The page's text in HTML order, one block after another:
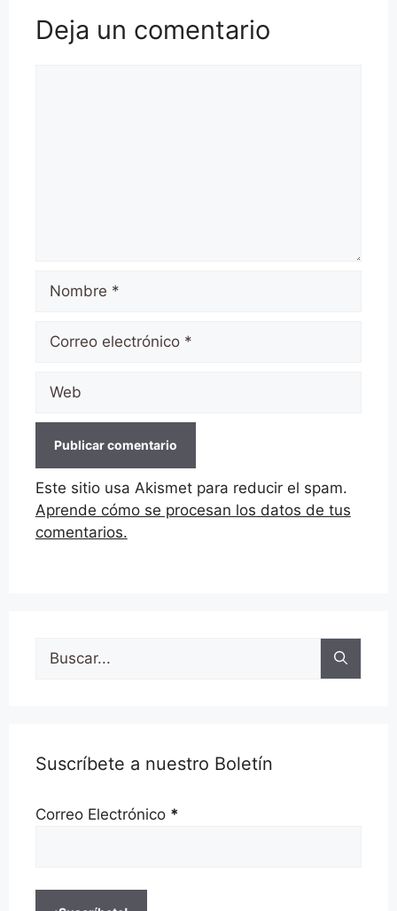
Deja un comentario
Nombre
Correo
electrónico
Web
Este sitio usa Akismet para reducir el spam.
Aprende cómo se procesan los datos de tus
comentarios.
Suscríbete a nuestro Boletín
Correo Electrónico *